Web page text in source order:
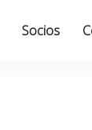
Socios